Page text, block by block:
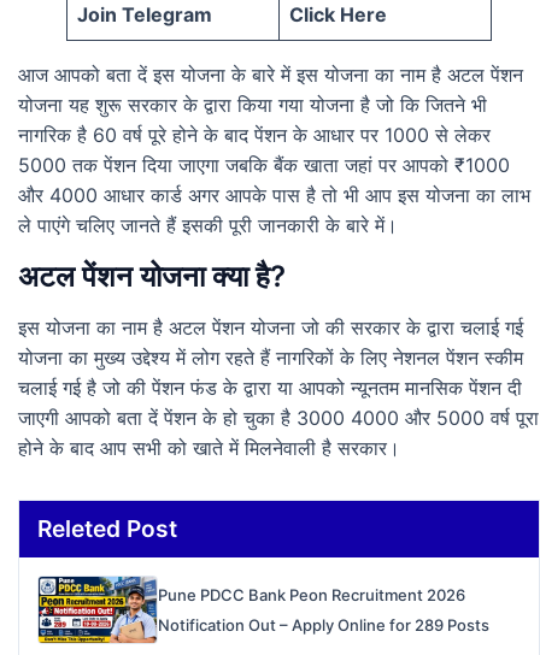
Join Telegram Click Here
आज आपको बता दें इस योजना के बारे में इस योजना का नाम है अटल पेंशन
योजना यह शुरू सरकार के द्वारा किया गया योजना है जो कि जितने भी
नागरिक है 60 वर्ष पूरे होने के बाद पेंशन के आधार पर 1000 से लेकर
5000 तक पेंशन दिया जाएगा जबकि बैंक खाता जहां पर आपको ₹1000
और 4000 आधार कार्ड अगर आपके पास है तो भी आप इस योजना का लाभ
ले पाएंगे चलिए जानते हैं इसकी पूरी जानकारी के बारे में।
अटल पेंशन योजना क्या है?
इस योजना का नाम है अटल पेंशन योजना जो की सरकार के द्वारा चलाई गई
योजना का मुख्य उद्देश्य में लोग रहते हैं नागरिकों के लिए नेशनल पेंशन स्कीम
चलाई गई है जो की पेंशन फंड के द्वारा या आपको न्यूनतम मानसिक पेंशन दी
जाएगी आपको बता दें पेंशन के हो चुका है 3000 4000 और 5000 वर्ष पूरा
होने के बाद आप सभी को खाते में मिलनेवाली है सरकार।
Releted Post
Pune PDCC Bank Peon Recruitment 2026
Notification Out – Apply Online for 289 Posts